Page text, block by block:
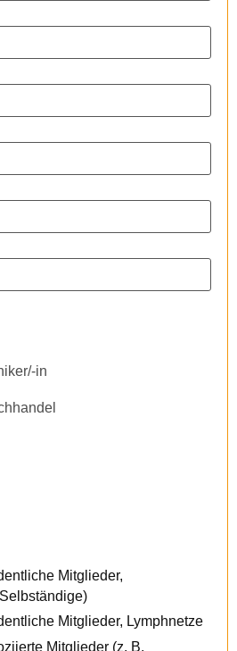
in
Mitglieder,
Mitglieder, Lymphnetze
Mitglieder (z. B.